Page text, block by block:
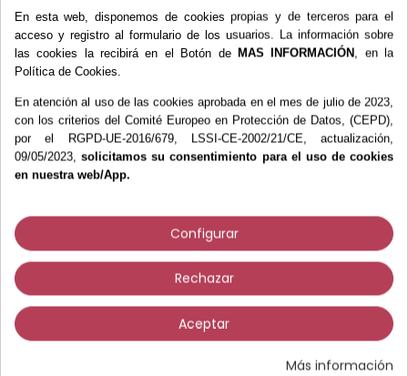
¿Por qué debería tener Enbio?
Un precio para el que está preparado
- La calidad más alta por el precio más bajo. Costes de
operación revolucionariamente bajos.
Intuitivo y fácil de usar
Esterilización en sólo dos pasos: enciéndalo, elija el modo,
úselo.
Informe automático
- Se acabó el guardar e imprimir. Sus informes se guardan
automáticamente en la memoria USB insertada.
Esterilización de varios paquetes de herramientas al
En esta web, disponemos de cookies propias y de terceros para el
acceso y registro al formulario de los usuarios. La información sobre
las cookies la recibirá en el Botón de MAS INFORMACIÓN , en la
Política de Cookies.
En atención al uso de las cookies aprobada en el mes de julio de 2023,
con los criterios del Comité Europeo en Protección de Datos, (CEPD),
por el RGPD-UE-2016/679, LSSI-CE-2002/21/CE, actualización,
09/05/2023,solicitamos su consentimiento para el uso de cookies
en nuestra web/App.
Configurar
Rechazar
Aceptar
Más información